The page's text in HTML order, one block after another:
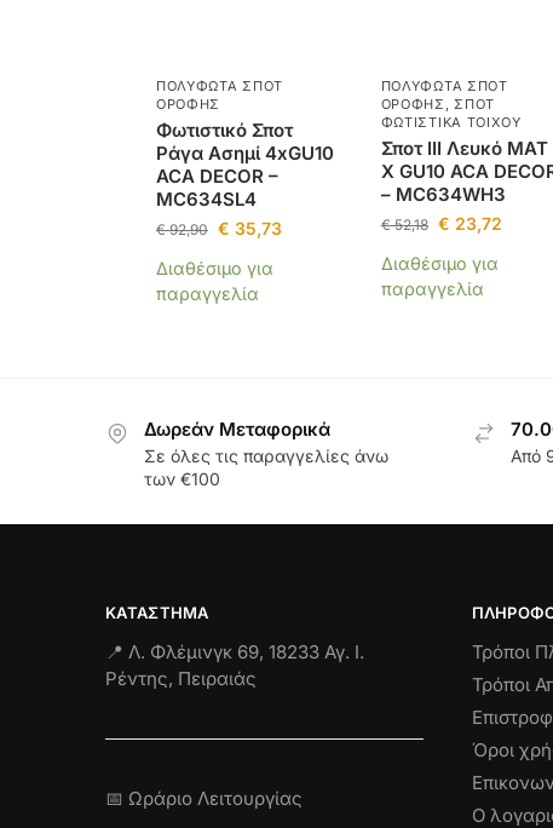
ΠΟΛΎΦΩΤΑ ΣΠΟΤ
ΟΡΟΦΉΣ
Φωτιστικό Σποτ
Ράγα Ασημί 4xGU10
ACA DECOR –
MC634SL4
€92,90 € 35,73
Διαθέσιμο για
παραγγελία
ΠΟΛΎΦΩΤΑ ΣΠΟΤ
ΟΡΟΦΉΣ ,ΣΠΟΤ
ΦΩΤΙΣΤΙΚΆ ΤΟΊΧΟΥ
Σποτ ΙΙΙ Λευκό ΜΑΤ
Χ GU10 ACA
– MC634WH3
€52,18 € 23,72
Διαθέσιμο για
παραγγελία
Δωρεάν Μεταφορικά
Σε όλες τις παραγγελίες άνω
των €100
Από
ΚΑΤΆΣΤΗΜΑ
📍 Λ. Φλέμινγκ 69, 18233 Αγ. Ι.
Ρέντης, Πειραιάς
📅 Ωράριο Λειτουργίας
Τρόποι
Τρόποι
Όροι
Ο